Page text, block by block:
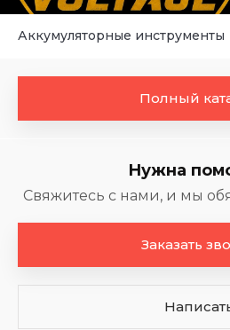
Аккумуляторные инструменты
Полный
Нужна
Свяжитесь с нами, и мы
Заказать